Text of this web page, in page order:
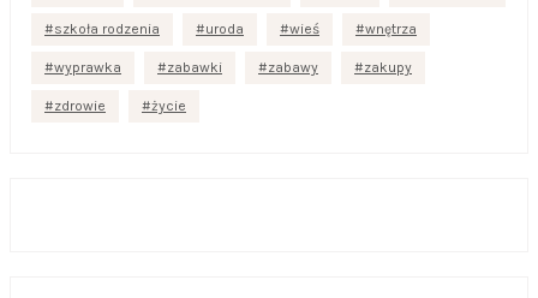
szkoła rodzenia uroda wieś wnętrza
wyprawka zabawki zabawy zakupy
zdrowie życie